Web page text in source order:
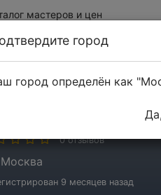
мастеров и цен
Максим
0 отзывов
Москва
9 месяцев назад
город
город определён как